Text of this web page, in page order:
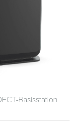
Basisstation